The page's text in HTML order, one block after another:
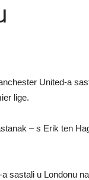
United-a
lige.
– s Erik ten
sastali u Londonu